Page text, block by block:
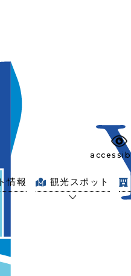
情報 観光スポット